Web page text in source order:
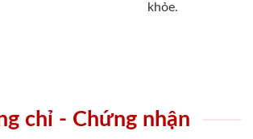
khỏe.
chỉ - Chứng nhận